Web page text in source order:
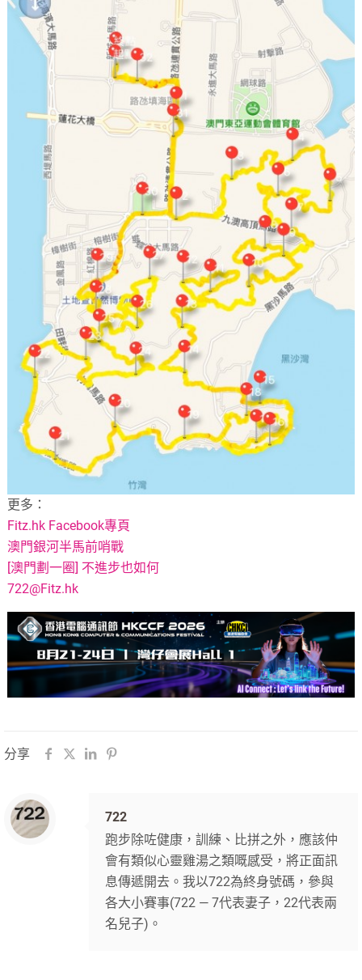
更多：
Fitz.hk Facebook專頁
澳門銀河半馬前哨戰
[澳門劃一圈] 不進步也如何
722@Fitz.hk
分享
722
跑步除咗健康，訓練、比拼之外，應該仲
會有類似心靈雞湯之類嘅感受，將正面訊
息傳遞開去。我以722為終身號碼，參與
各大小賽事(722 — 7代表妻子，22代表兩
名兒子)。